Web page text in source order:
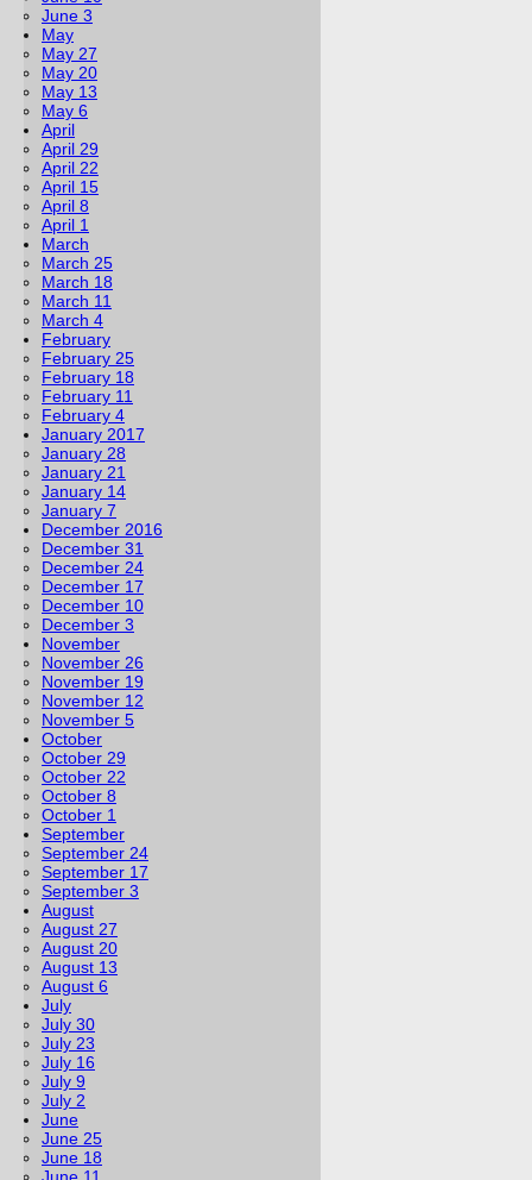
June 3
May
May 27
May 20
May 13
May 6
April
April 29
April 22
April 15
April 8
April 1
March
March 25
March 18
March 11
March 4
February
February 25
February 18
February 11
February 4
January 2017
January 28
January 21
January 14
January 7
December 2016
December 31
December 24
December 17
December 10
December 3
November
November 26
November 19
November 12
November 5
October
October 29
October 22
October 8
October 1
September
September 24
September 17
September 3
August
August 27
August 20
August 13
August 6
July
July 30
July 23
July 16
July 9
July 2
June
June 25
June 18